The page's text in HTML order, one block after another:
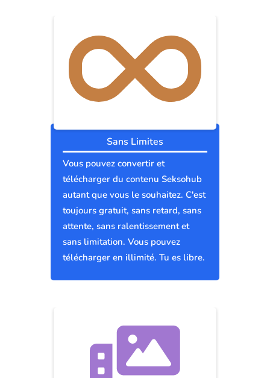
Sans Limites
Vous pouvez convertir et
télécharger du contenu Seksohub
autant que vous le souhaitez. C'est
toujours gratuit, sans retard, sans
attente, sans ralentissement et
sans limitation. Vous pouvez
télécharger en illimité. Tu es libre.